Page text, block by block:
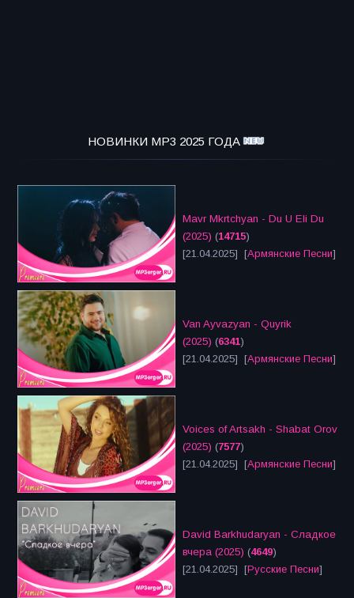
НОВИНКИ MP3 2025 ГОДА
Mavr Mkrtchyan - Du U Eli Du
(2025) (14715)
[21.04.2025] [Армянские Песни]
Van Ayvazyan - Quyrik
(2025) (6341)
[21.04.2025] [Армянские Песни]
Voices of Artsakh - Shabat Orov
(2025) (7577)
[21.04.2025] [Армянские Песни]
David Barkhudaryan - Сладкое
вчера (2025) (4649)
[21.04.2025] [Русские Песни]